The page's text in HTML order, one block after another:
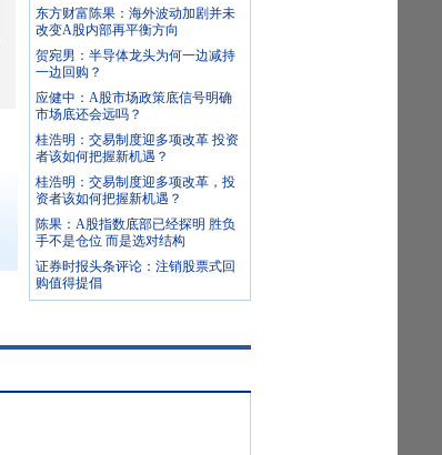
东方财富陈果：海外波动加剧并未
改变A股内部再平衡方向
贺宛男：半导体龙头为何一边减持
一边回购？
应健中：A股市场政策底信号明确
市场底还会远吗？
桂浩明：交易制度迎多项改革 投资
者该如何把握新机遇？
桂浩明：交易制度迎多项改革，投
资者该如何把握新机遇？
陈果：A股指数底部已经探明 胜负
手不是仓位 而是选对结构
证券时报头条评论：注销股票式回
购值得提倡